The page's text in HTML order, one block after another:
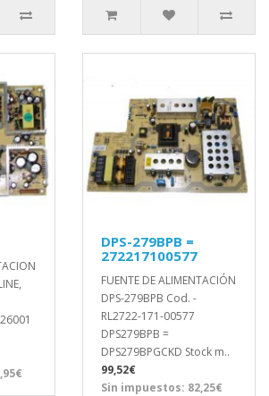
DPS-279BPB =
272217100577
FUENTE DE ALIMENTACIÓN
DPS-279BPB Cod. -
RL2722-171-00577
DPS279BPB =
DPS279BPGCKD Stock m..
99,52€
Sin impuestos: 82,25€